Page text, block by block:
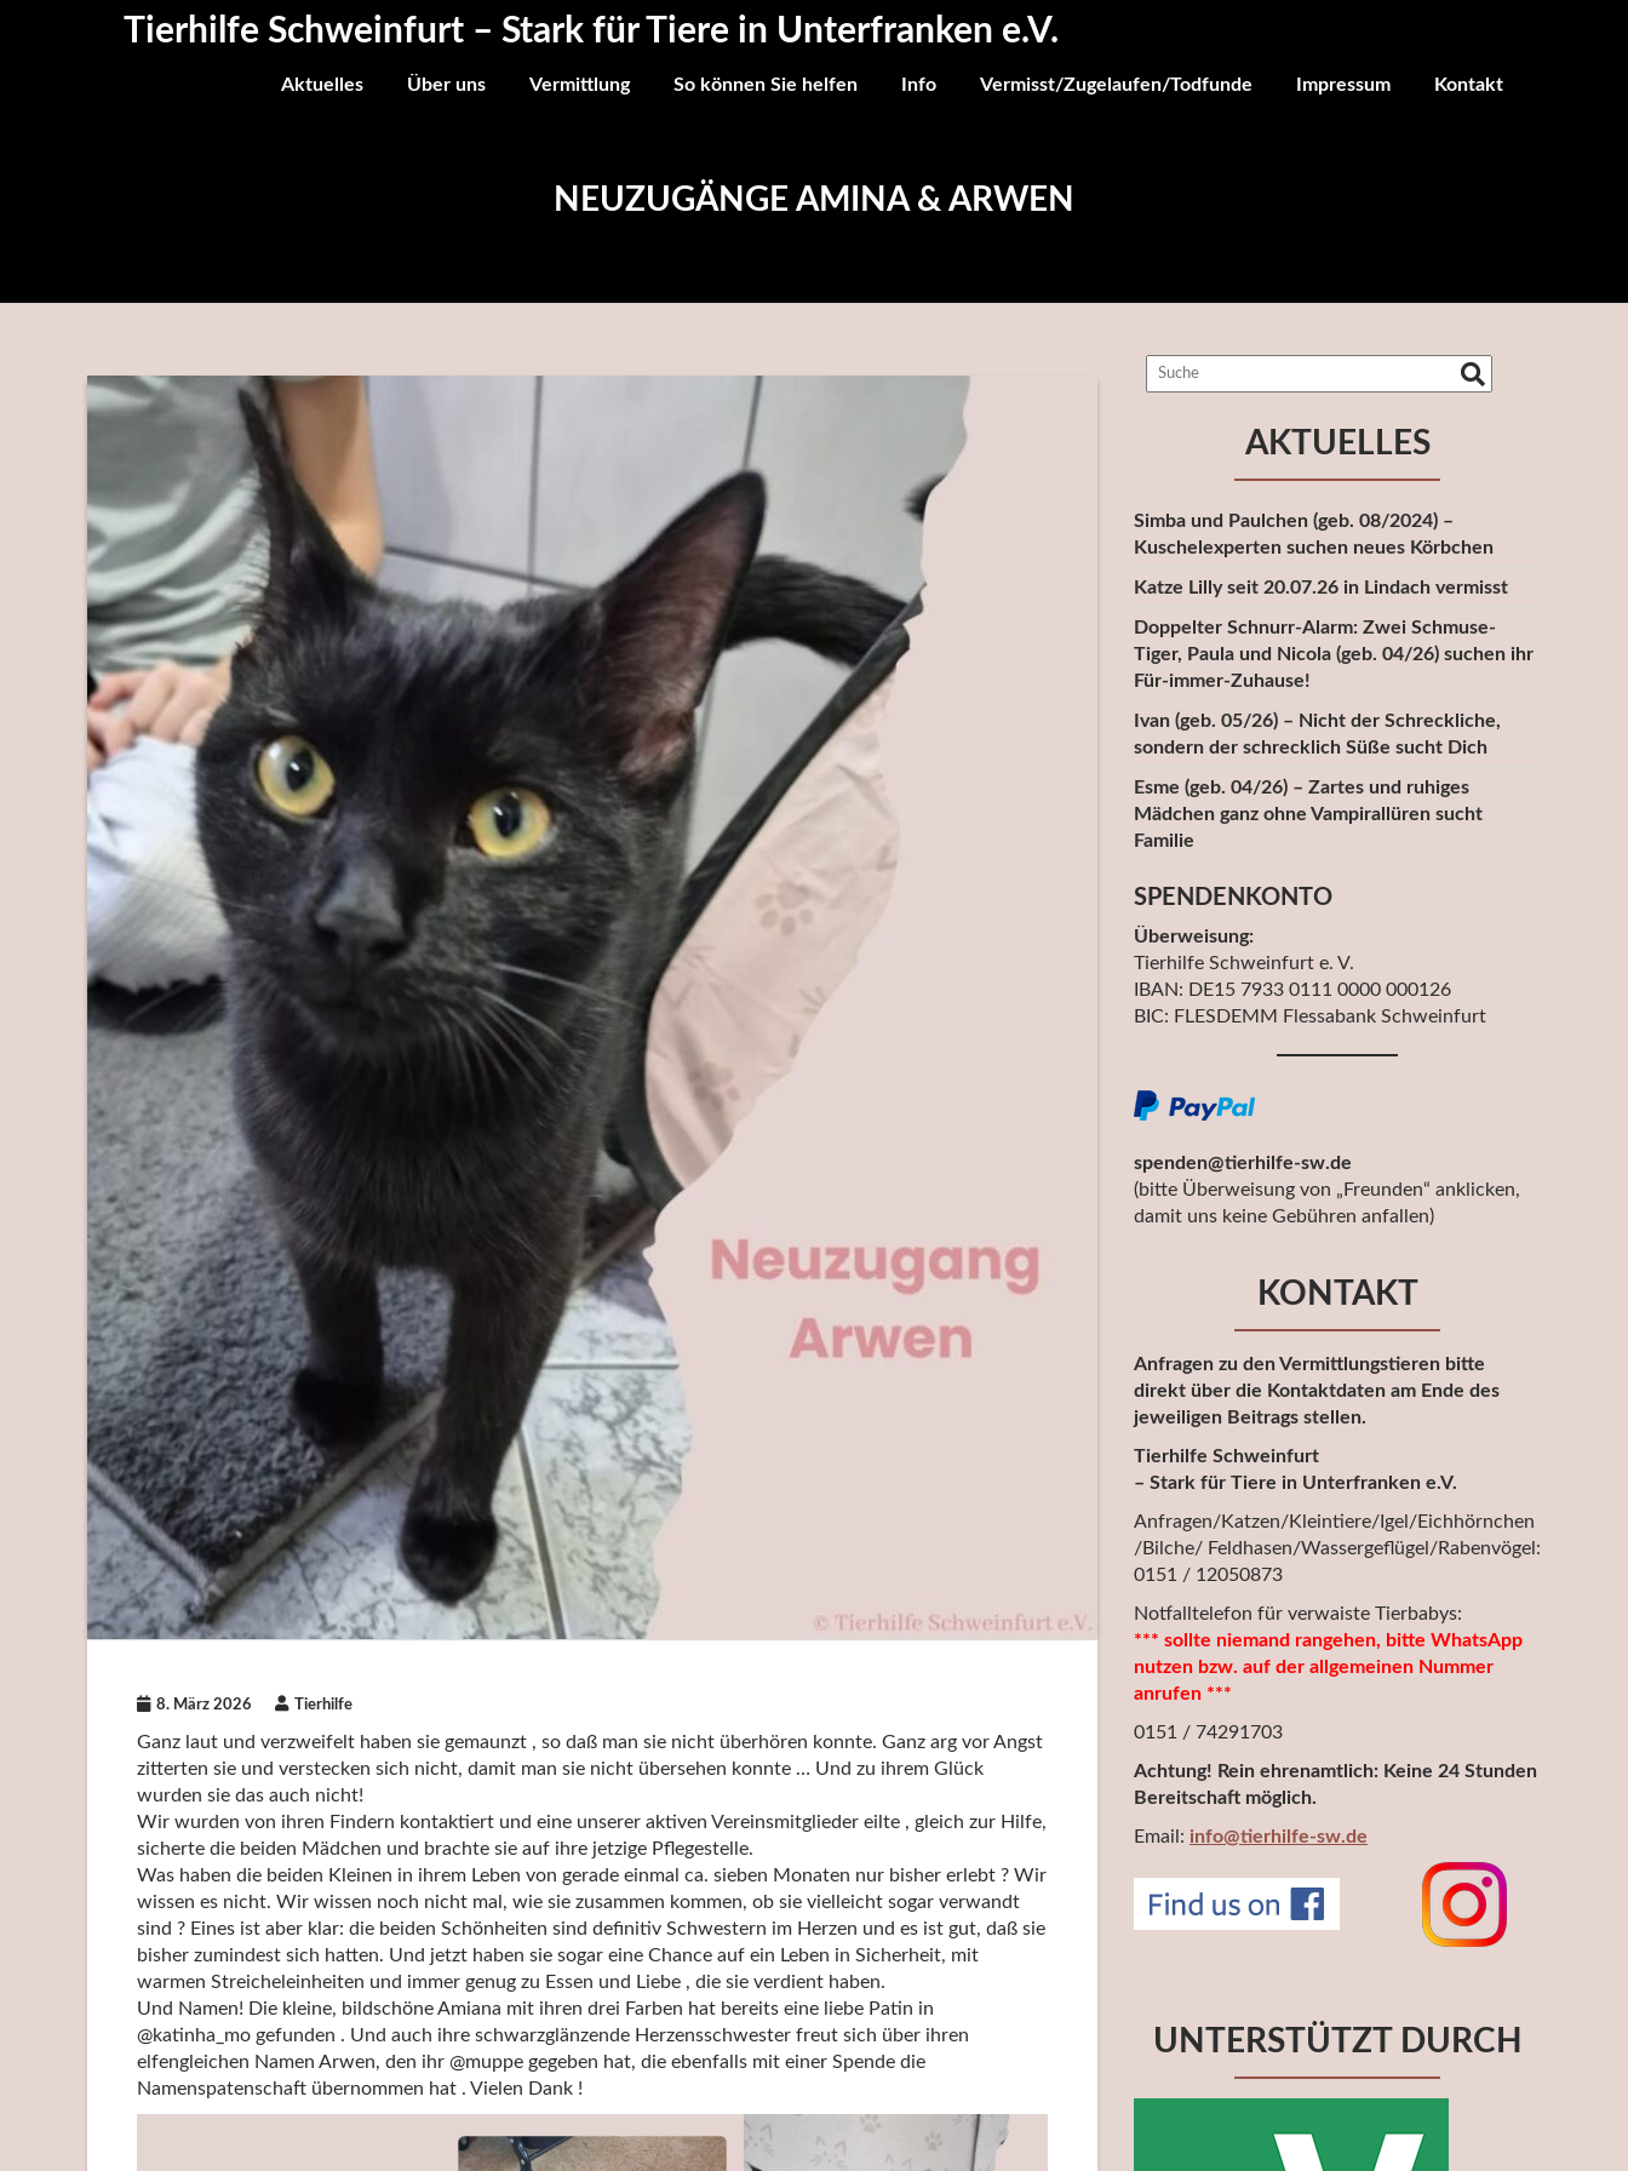
Tierhilfe Schweinfurt – Stark für Tiere in Unterfranken e.V.
Aktuelles Über uns Vermittlung So können Sie helfen Info Vermisst/Zugelaufen/Todfunde Impressum Kontakt
NEUZUGÄNGE AMINA & ARWEN
8. März 2026 Tierhilfe
Ganz laut und verzweifelt haben sie gemaunzt , so daß man sie nicht überhören konnte. Ganz arg vor Angst
zitterten sie und verstecken sich nicht, damit man sie nicht übersehen konnte … Und zu ihrem Glück
wurden sie das auch nicht!
Wir wurden von ihren Findern kontaktiert und eine unserer aktiven Vereinsmitglieder eilte , gleich zur Hilfe,
sicherte die beiden Mädchen und brachte sie auf ihre jetzige Pflegestelle.
Was haben die beiden Kleinen in ihrem Leben von gerade einmal ca. sieben Monaten nur bisher erlebt ? Wir
wissen es nicht. Wir wissen noch nicht mal, wie sie zusammen kommen, ob sie vielleicht sogar verwandt
sind ? Eines ist aber klar: die beiden Schönheiten sind definitiv Schwestern im Herzen und es ist gut, daß sie
bisher zumindest sich hatten. Und jetzt haben sie sogar eine Chance auf ein Leben in Sicherheit, mit
warmen Streicheleinheiten und immer genug zu Essen und Liebe , die sie verdient haben.
Und Namen! Die kleine, bildschöne Amiana mit ihren drei Farben hat bereits eine liebe Patin in
@katinha_mo gefunden . Und auch ihre schwarzglänzende Herzensschwester freut sich über ihren
elfengleichen Namen Arwen, den ihr @muppe gegeben hat, die ebenfalls mit einer Spende die
Namenspatenschaft übernommen hat . Vielen Dank !
AKTUELLES
Simba und Paulchen (geb. 08/2024) –
Kuschelexperten suchen neues Körbchen
Katze Lilly seit 20.07.26 in Lindach vermisst
Doppelter Schnurr-Alarm: Zwei Schmuse-
Tiger, Paula und Nicola (geb. 04/26) suchen ihr
Für-immer-Zuhause!
Ivan (geb. 05/26) – Nicht der Schreckliche,
sondern der schrecklich Süße sucht Dich
Esme (geb. 04/26) – Zartes und ruhiges
Mädchen ganz ohne Vampirallüren sucht
Familie
SPENDENKONTO
Überweisung:
Tierhilfe Schweinfurt e. V.
IBAN: DE15 7933 0111 0000 000126
BIC: FLESDEMM Flessabank Schweinfurt
spenden@tierhilfe-sw.de
(bitte Überweisung von „Freunden“ anklicken,
damit uns keine Gebühren anfallen)
KONTAKT
Anfragen zu den Vermittlungstieren bitte
direkt über die Kontaktdaten am Ende des
jeweiligen Beitrags stellen.
Tierhilfe Schweinfurt
– Stark für Tiere in Unterfranken e.V.
Anfragen/Katzen/Kleintiere/Igel/Eichhörnchen
/Bilche/ Feldhasen/Wassergeflügel/Rabenvögel:
0151 / 12050873
Notfalltelefon für verwaiste Tierbabys:
*** sollte niemand rangehen, bitte WhatsApp
nutzen bzw. auf der allgemeinen Nummer
anrufen ***
0151 / 74291703
Achtung! Rein ehrenamtlich: Keine 24 Stunden
Bereitschaft möglich.
Email: info@tierhilfe-sw.de
UNTERSTÜTZT DURCH